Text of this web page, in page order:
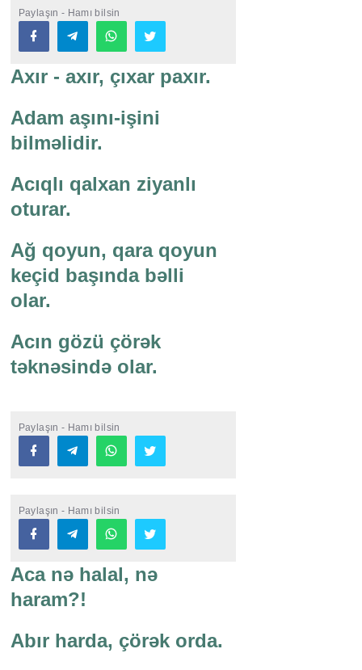
Paylaşın - Hamı bilsin
Axır - axır, çıxar paxır.
Adam aşını-işini
bilməlidir.
Acıqlı qalxan ziyanlı
oturar.
Ağ qoyun, qara qoyun
keçid başında bəlli
olar.
Acın gözü çörək
təknəsində olar.
Paylaşın - Hamı bilsin
Paylaşın - Hamı bilsin
Aca nə halal, nə
haram?!
Abır harda, çörək orda.